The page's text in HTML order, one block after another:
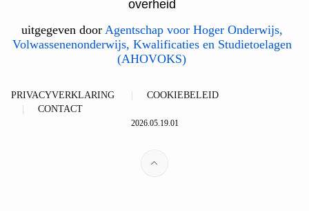
overheid
uitgegeven door Agentschap voor Hoger Onderwijs,
Volwassenenonderwijs, Kwalificaties en Studietoelagen
(AHOVOKS)
PRIVACYVERKLARING
COOKIEBELEID
CONTACT
2026.05.19.01